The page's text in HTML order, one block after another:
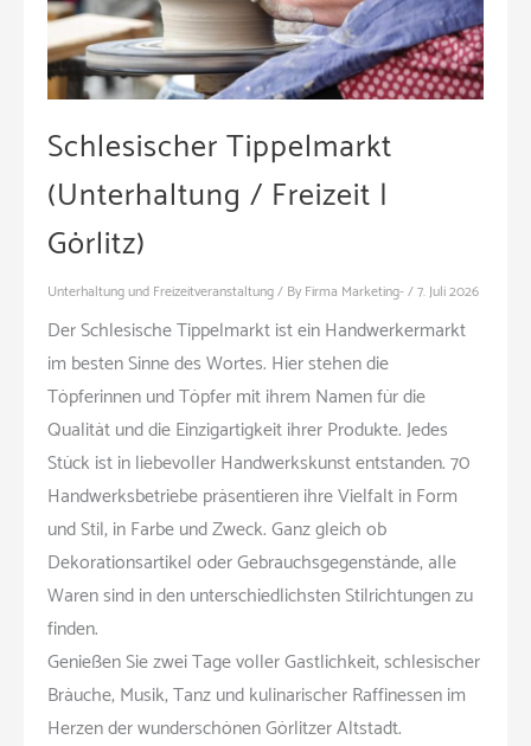
Schlesischer Tippelmarkt
(Unterhaltung / Freizeit |
Görlitz)
Unterhaltung und Freizeitveranstaltung/ By Firma Marketing-/7. Juli 2026
Der Schlesische Tippelmarkt ist ein Handwerkermarkt
im besten Sinne des Wortes. Hier stehen die
Töpferinnen und Töpfer mit ihrem Namen für die
Qualität und die Einzigartigkeit ihrer Produkte. Jedes
Stück ist in liebevoller Handwerkskunst entstanden. 70
Handwerksbetriebe präsentieren ihre Vielfalt in Form
und Stil, in Farbe und Zweck. Ganz gleich ob
Dekorationsartikel oder Gebrauchsgegenstände, alle
Waren sind in den unterschiedlichsten Stilrichtungen zu
finden.
Genießen Sie zwei Tage voller Gastlichkeit, schlesischer
Bräuche, Musik, Tanz und kulinarischer Raffinessen im
Herzen der wunderschönen Görlitzer Altstadt.